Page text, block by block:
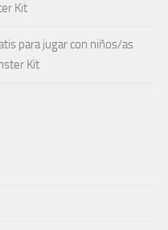
Kit
para jugar con niños/as
Kit